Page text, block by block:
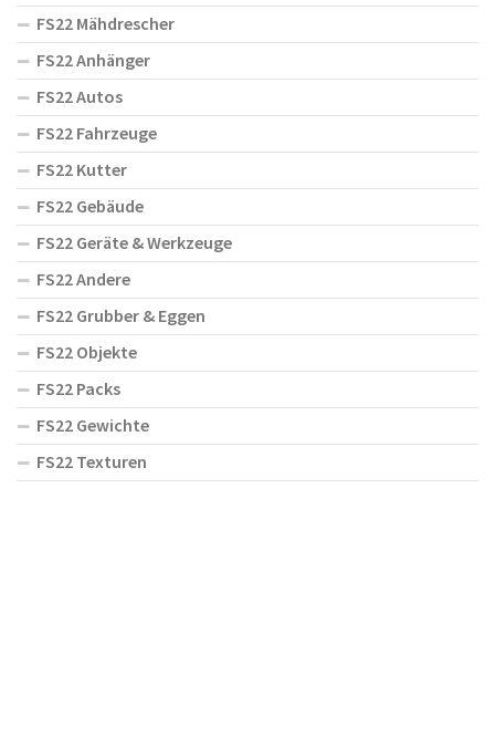
FS22 Mähdrescher
FS22 Anhänger
FS22 Autos
FS22 Fahrzeuge
FS22 Kutter
FS22 Gebäude
FS22 Geräte & Werkzeuge
FS22 Andere
FS22 Grubber & Eggen
FS22 Objekte
FS22 Packs
FS22 Gewichte
FS22 Texturen